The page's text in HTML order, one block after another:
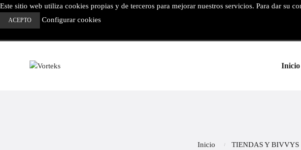
Este sitio web utiliza cookies propias y de terceros para mejorar nuestros servicios. Para dar su
ACEPTO Configurar cookies
Inicio
Inicio TIENDAS Y BIVVYS